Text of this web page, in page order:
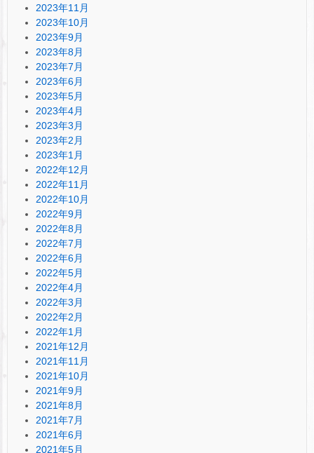
2023年11月
2023年10月
2023年9月
2023年8月
2023年7月
2023年6月
2023年5月
2023年4月
2023年3月
2023年2月
2023年1月
2022年12月
2022年11月
2022年10月
2022年9月
2022年8月
2022年7月
2022年6月
2022年5月
2022年4月
2022年3月
2022年2月
2022年1月
2021年12月
2021年11月
2021年10月
2021年9月
2021年8月
2021年7月
2021年6月
2021年5月